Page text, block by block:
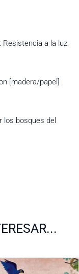
Resistencia a la luz
[madera/papel]
los bosques del